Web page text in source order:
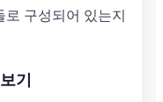
구성되어 있는지
기